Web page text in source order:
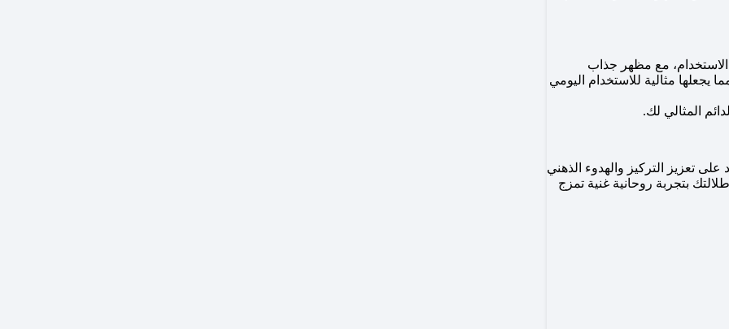
الاستخدام، مع مظهر جذاب
يجعلها مثالية للاستخدام اليومي
المثالي لك.
تعزيز التركيز والهدوء الذهني
بتجربة روحانية غنية تمزج